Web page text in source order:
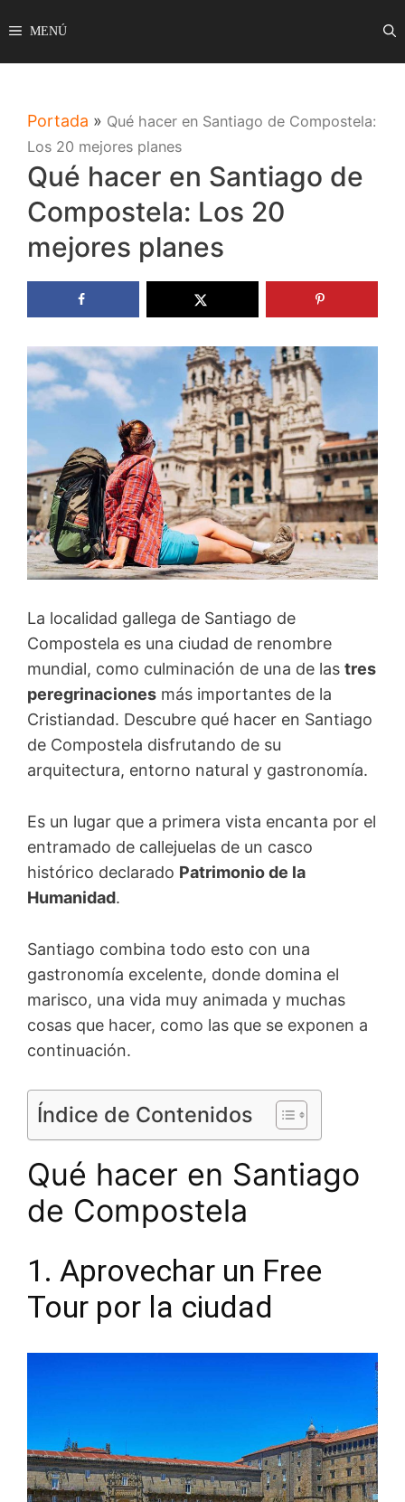
al
contenido
MENÚ
Portada » Qué hacer en Santiago de Compostela:
Los 20 mejores planes
Qué hacer en Santiago de
Compostela: Los 20
mejores planes
La localidad gallega de Santiago de
Compostela es una ciudad de renombre
mundial, como culminación de una de las tres
peregrinaciones más importantes de la
Cristiandad. Descubre qué hacer en Santiago
de Compostela disfrutando de su
arquitectura, entorno natural y gastronomía.
Es un lugar que a primera vista encanta por el
entramado de callejuelas de un casco
histórico declarado Patrimonio de la
Humanidad.
Santiago combina todo esto con una
gastronomía excelente, donde domina el
marisco, una vida muy animada y muchas
cosas que hacer, como las que se exponen a
continuación.
Índice de Contenidos
Qué hacer en Santiago
de Compostela
1. Aprovechar un Free
Tour por la ciudad